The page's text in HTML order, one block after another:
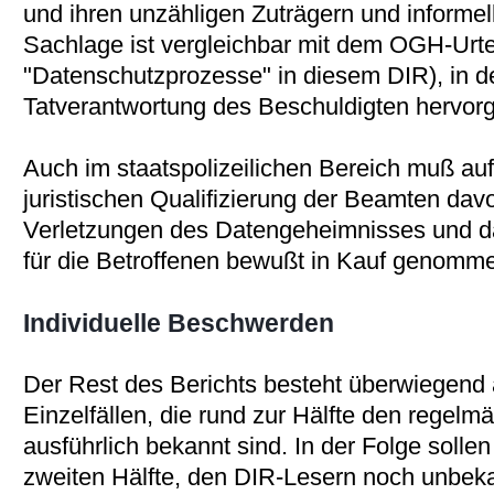
und ihren unzähligen Zuträgern und
Sachlage ist vergleichbar mit dem OGH-
"Datenschutzprozesse" in diesem DIR), in
Tatverantwortung des Beschuldigten
Auch im staatspolizeilichen Bereich muß
juristischen Qualifizierung der Beamten
Verletzungen des Datengeheimnisses und
für die Betroffenen bewußt in Kauf
Individuelle Beschwerden
Der Rest des Berichts besteht
Einzelfällen, die rund zur Hälfte den
ausführlich bekannt sind. In der Folge
zweiten Hälfte, den DIR-Lesern noch